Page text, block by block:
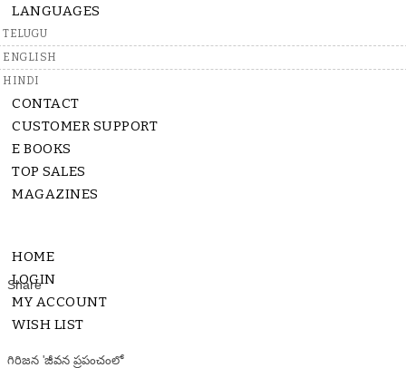
LANGUAGES
TELUGU
ENGLISH
HINDI
CONTACT
CUSTOMER SUPPORT
E BOOKS
TOP SALES
MAGAZINES
HOME
LOGIN
MY ACCOUNT
WISH LIST
100
-
Stock
4 - 9 Days
Description
గిరిజన 'జీవన ప్రపంచంలో